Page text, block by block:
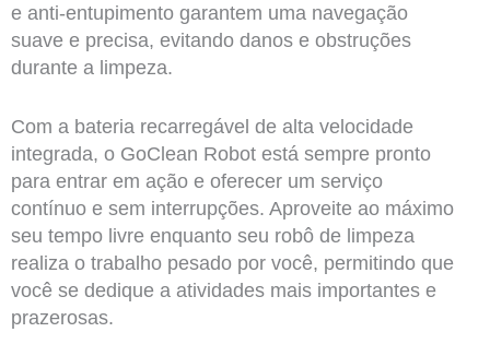
e anti-entupimento garantem uma navegação
suave e precisa, evitando danos e obstruções
durante a limpeza.
Com a bateria recarregável de alta velocidade
integrada, o GoClean Robot está sempre pronto
para entrar em ação e oferecer um serviço
contínuo e sem interrupções. Aproveite ao máximo
seu tempo livre enquanto seu robô de limpeza
realiza o trabalho pesado por você, permitindo que
você se dedique a atividades mais importantes e
prazerosas.